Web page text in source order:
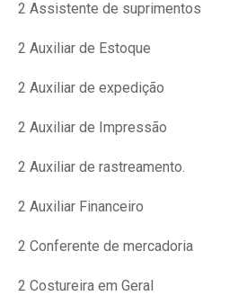
2 Assistente de suprimentos
2 Auxiliar de Estoque
2 Auxiliar de expedição
2 Auxiliar de Impressão
2 Auxiliar de rastreamento.
2 Auxiliar Financeiro
2 Conferente de mercadoria
2 Costureira em Geral